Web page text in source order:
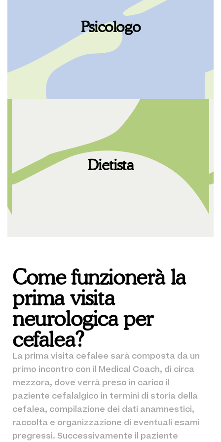
Psicologo
proprio benessere, alla propria salute e alla
propria felicità è fondamentale se si vuole
stare bene. C’è bisogno di luoghi e persone
che possano costruire questo tempo
insieme.
Dietista
Trovare, investire e dedicare tempo al
proprio benessere, alla propria salute e alla
propria felicità è fondamentale se si vuole
stare bene. C’è bisogno di luoghi e persone
che possano costruire questo tempo
Come funzionerà la
prima visita
neurologica per
cefalea?
La prima visita cefalee sarà composta da un
primo incontro con il Medical Coach, di circa
mezzora, dove verrà preso in carico il
paziente cefalalgico in termini di storia della
cefalea, compilazione dei dati anamnestici,
raccolta e organizzazione di eventuali esami
pregressi. Successivamente il paziente